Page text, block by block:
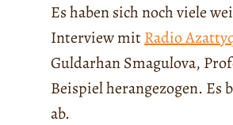
Es haben sich noch viele
Interview mitRadio
Guldarhan Smagulova,
Beispiel herangezogen. Es
ab.